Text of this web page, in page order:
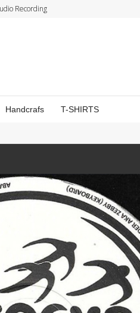
Recording
Handcrafs T-SHIRTS